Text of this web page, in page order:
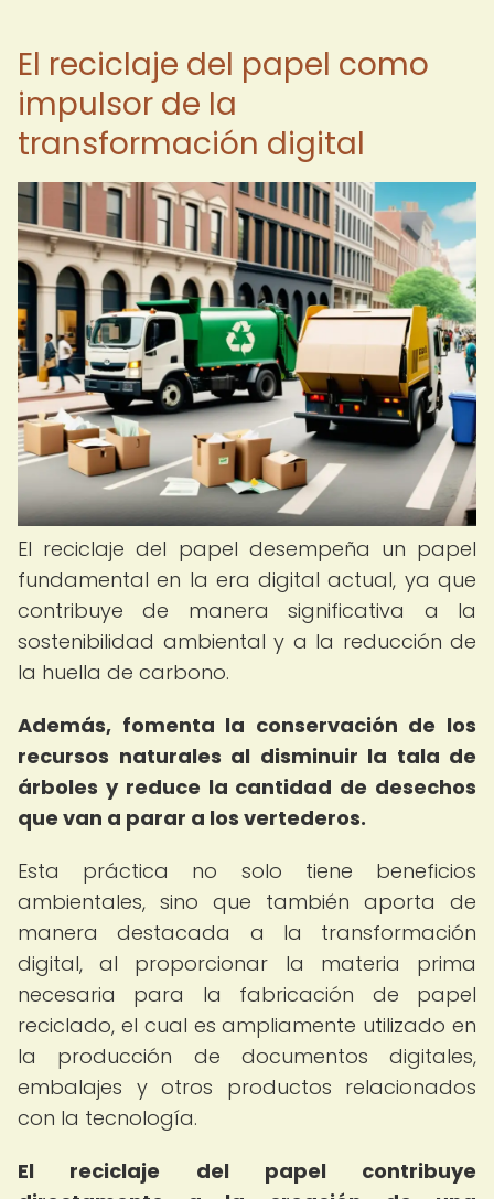
El reciclaje del papel como
impulsor de la
transformación digital
El reciclaje del papel desempeña un papel
fundamental en la era digital actual, ya que
contribuye de manera significativa a la
sostenibilidad ambiental y a la reducción de
la huella de carbono.
Además, fomenta la conservación de los
recursos naturales al disminuir la tala de
árboles y reduce la cantidad de desechos
que van a parar a los vertederos.
Esta práctica no solo tiene beneficios
ambientales, sino que también aporta de
manera destacada a la transformación
digital, al proporcionar la materia prima
necesaria para la fabricación de papel
reciclado, el cual es ampliamente utilizado en
la producción de documentos digitales,
embalajes y otros productos relacionados
con la tecnología.
El reciclaje del papel contribuye